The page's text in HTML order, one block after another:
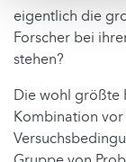
eigentlich die
Forscher bei
stehen?
Die wohl größte
Kombination